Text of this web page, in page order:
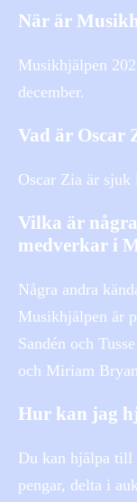
När är
Musikhjälpen
december.
Vad är Oscar
Oscar Zia är sjuk
Vilka är
medverkar i
Några andra
Musikhjälpen är
Sandén och
och Miriam
Hur kan jag
Du kan hjälpa till
pengar, delta i